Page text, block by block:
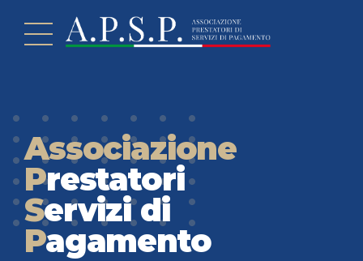
Associazione
Prestatori
Servizi di
Pagamento